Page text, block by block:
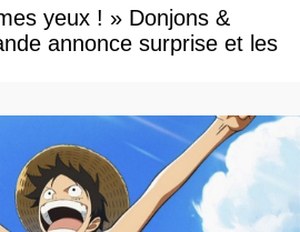
yeux ! » Donjons &
annonce surprise et les